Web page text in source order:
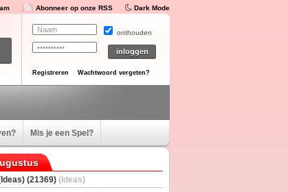
Abonneer op onze RSS Dark Mode
onthouden
Registreren Wachtwoord vergeten?
Mis je een Spel?
(21369) (Ideas)